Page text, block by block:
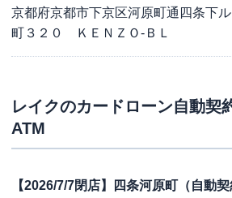
京都府京都市下京区河原町通四条下
町３２０ ＫＥＮＺＯ-ＢＬ
レイクのカードローン自動契
ATM
【2026/7/7閉店】四条河原町（自動